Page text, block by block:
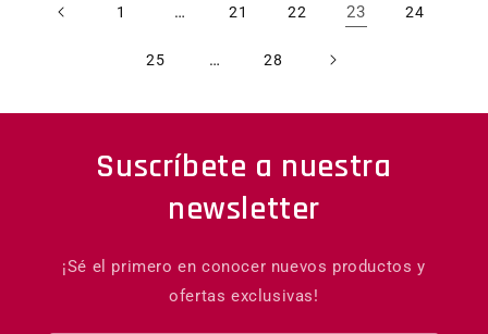
1 … 21 22 23 24
25 … 28
Suscríbete a nuestra
newsletter
¡Sé el primero en conocer nuevos productos y
ofertas exclusivas!